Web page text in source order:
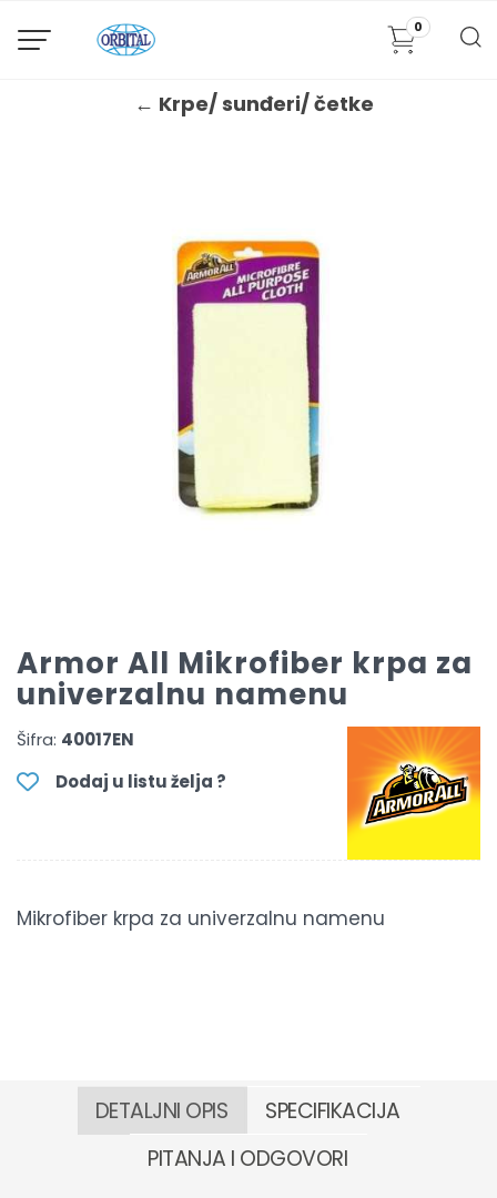
0
← Krpe/ sunđeri/ četke
Armor All Mikrofiber krpa za
univerzalnu namenu
Šifra: 40017EN
Dodaj u listu želja ?
Mikrofiber krpa za univerzalnu namenu
DETALJNI OPIS
SPECIFIKACIJA
PITANJA I ODGOVORI